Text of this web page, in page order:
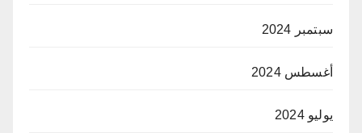
سبتمبر 2024
أغسطس 2024
يوليو 2024